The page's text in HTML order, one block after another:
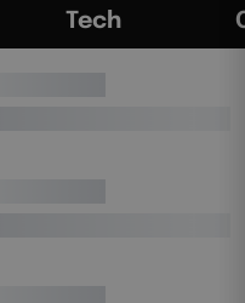
Tech